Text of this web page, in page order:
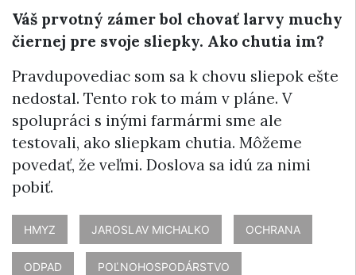
Váš prvotný zámer bol chovať larvy muchy
čiernej pre svoje sliepky. Ako chutia im?
Pravdupovediac som sa k chovu sliepok ešte
nedostal. Tento rok to mám v pláne. V
spolupráci s inými farmármi sme ale
testovali, ako sliepkam chutia. Môžeme
povedať, že veľmi. Doslova sa idú za nimi
pobiť.
HMYZ JAROSLAV MICHALKO OCHRANA
ODPAD POĽNOHOSPODÁRSTVO